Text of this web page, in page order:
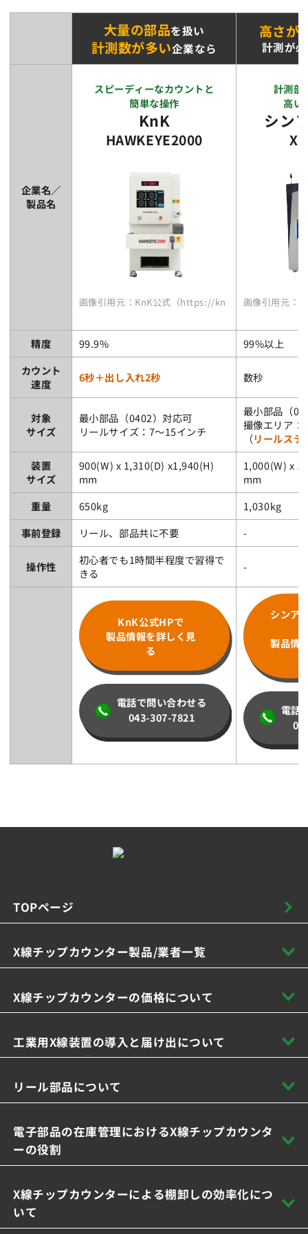
大量の部品を扱い
計測数が多い企業なら
高さが
計測が
企業名／
製品名
スピーディーなカウントと
簡単な操作
KnK
HAWKEYE2000
画像引用元：KnK公式（https://knk-kk.jp/
計測部
高い
シン
画像引用元
精度 99.9%
99%以上
カウント
速度
6秒＋出し入れ2秒 数秒
対象
サイズ
最小部品（0402）対応可
リールサイズ：7～15インチ
最小部品（
撮像エリア
（リールステ
装置
サイズ
900(W) x 1,310(D) x1,940(H)
mm
1,000(W) x
mm
重量
650kg
1,030kg
事前登録
リール、部品共に不要 -
操作性
初心者でも1時間半程度で習得で
きる
-
KnK公式HPで
製品情報を詳しく見
る
電話で問い合わせる
043-307-7821
シンア
製品情
電話
TOPページ
X線チップカウンター製品/業者一覧
X線チップカウンターの価格について
工業用X線装置の導入と届け出について
リール部品について
電子部品の在庫管理におけるX線チップカウンタ
ーの役割
X線チップカウンターによる棚卸しの効率化につ
いて